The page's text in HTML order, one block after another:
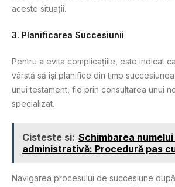
aceste situații.
3. Planificarea Succesiunii
Pentru a evita complicațiile, este indicat
vârstă să își planifice din timp
unui testament, fie prin consultarea unui
specializat.
Cisteste si: Schimbarea
administrativă: Procedură pas
Navigarea procesului de succesiune